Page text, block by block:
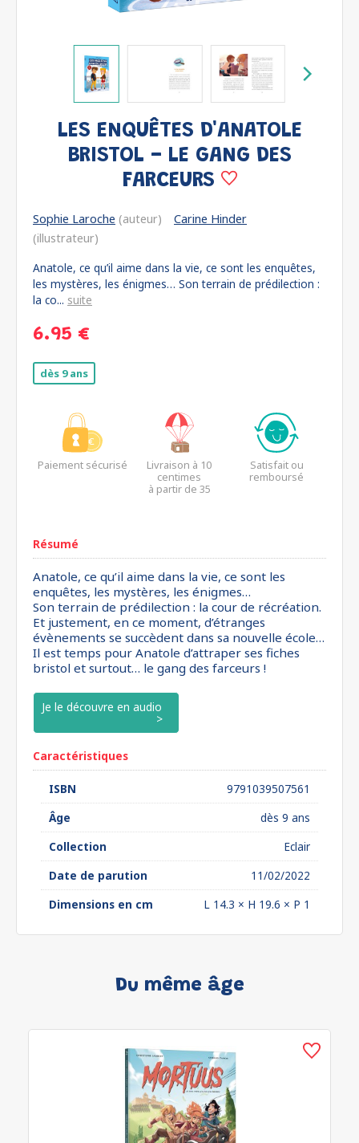
LES ENQUÊTES D'ANATOLE
BRISTOL - LE GANG DES
FARCEURS
Sophie Laroche (auteur)
Carine Hinder
(illustrateur)
Anatole, ce qu’il aime dans la vie, ce sont les enquêtes,
les mystères, les énigmes… Son terrain de prédilection :
la co... suite
6.95 €
dès 9 ans
Paiement sécurisé
Livraison à 10
centimes
à partir de 35
Satisfait ou
remboursé
Résumé
Anatole, ce qu’il aime dans la vie, ce sont les
enquêtes, les mystères, les énigmes…
Son terrain de prédilection : la cour de récréation.
Et justement, en ce moment, d’étranges
évènements se succèdent dans sa nouvelle école…
Il est temps pour Anatole d’attraper ses fiches
bristol et surtout… le gang des farceurs !
Je le découvre en audio
Caractéristiques
ISBN
9791039507561
Âge
dès 9 ans
Collection
Eclair
Date de parution
11/02/2022
Dimensions en cm
L 14.3 × H 19.6 × P 1
Du même âge